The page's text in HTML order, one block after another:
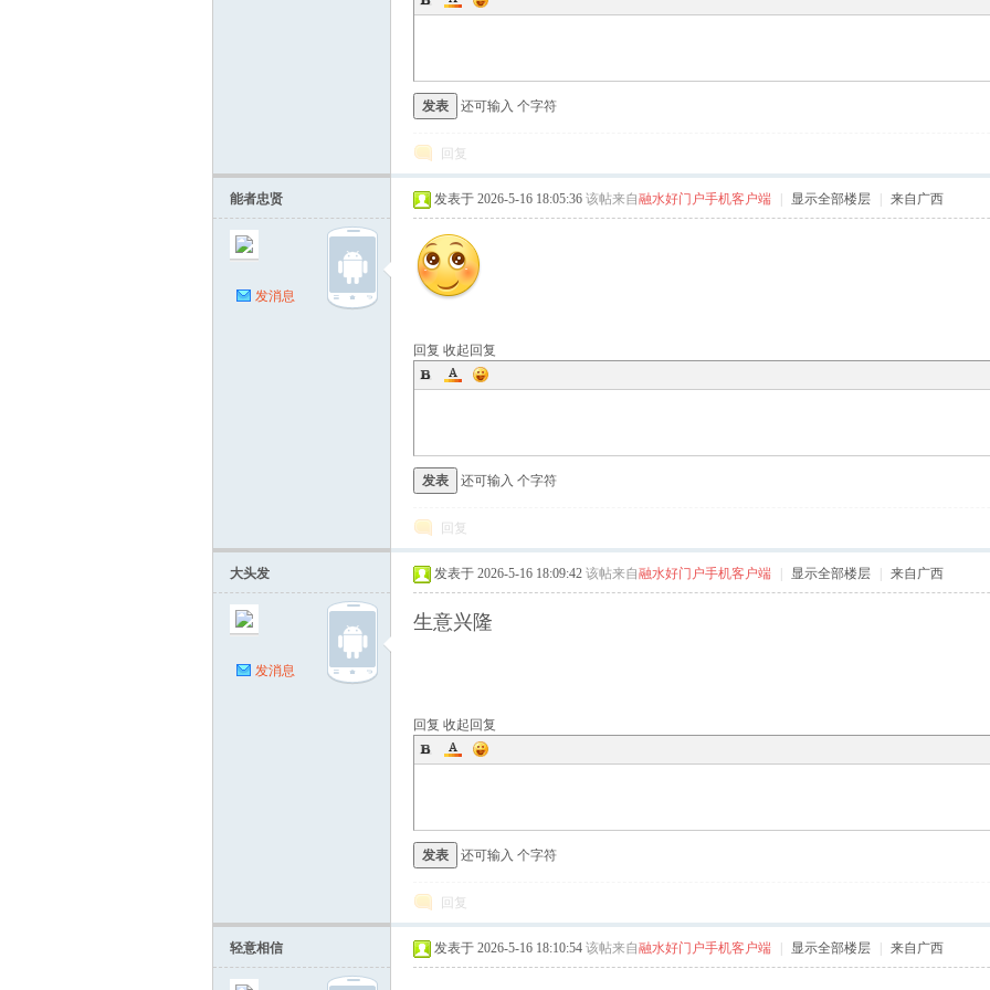
发表 还可输入 个字符
回复
能者忠贤
发消息
发表于 2026-5-16 18:05:36 该帖来自融水好门户手机客户端 显示全部楼层 来自广西
回复 收起回复
发表 还可输入 个字符
回复
大头发
发消息
发表于 2026-5-16 18:09:42 该帖来自融水好门户手机客户端 显示全部楼层 来自广西
生意兴隆
回复 收起回复
发表 还可输入 个字符
回复
轻意相信 发表于 2026-5-16 18:10:54 该帖来自融水好门户手机客户端 显示全部楼层 来自广西